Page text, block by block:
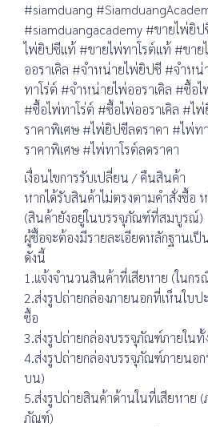
#siamduang
#siamduangacademy #ขายไพ่ยิ
ไพ่ยิปซีแท้ #ขายไพ่ทาโรต์แท้ #ขาย
ออราเคิล #จำหน่ายไพ่ยิปซี #จำห
ทาโร่ต์ #จำหน่ายไพ่ออราเคิล #ซื้อ
#ซื้อไพ่ทาโร่ต์ #ซื้อไพ่ออราเคิล #ไ
ราคาพิเศษ #ไพ่ยิปซีลดราคา #ไพ่ท
ราคาพิเศษ #ไพ่ทาโรต์ลดราคา
เงื่อนไขการรับเปลี่ยน / คืนสินค้า
หากได้รับสินค้าไม่ตรงตามคำสั่งซื้อ
(สินค้ายังอยู่ในบรรจุภัณฑ์ที่สมบูรณ์)
ผู้ซื้อจะต้องมีรายละเอียดหลักฐานเ
ดังนี้
1.แจ้งจำนวนสินค้าที่เสียหาย (ในกร
2.ส่งรูปถ่ายกล่องภายนอกที่เห็นใบป
ซื้อ
3.ส่งรูปถ่ายกล่องบรรจุภัณฑ์ภายใน
4.ส่งรูปถ่ายกล่องบรรจุภัณฑ์ภายนอ
บน)
5.ส่งรูปถ่ายสินค้าด้านในที่เสียหาย
ภัณฑ์)